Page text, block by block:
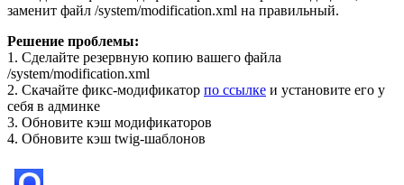
заменит файл /system/modification.xml на правильный.
Решение проблемы:
1. Сделайте резервную копию вашего файла
/system/modification.xml
2. Скачайте фикс-модификатор по ссылке и установите его у
себя в админке
3. Обновите кэш модификаторов
4. Обновите кэш twig-шаблонов